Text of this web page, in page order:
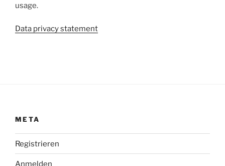
usage.
Data privacy statement
META
Registrieren
Anmelden